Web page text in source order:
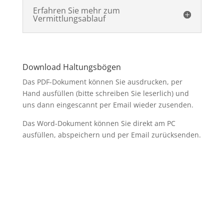
Erfahren Sie mehr zum
Vermittlungsablauf
Download Haltungsbögen
Das PDF-Dokument können Sie ausdrucken, per
Hand ausfüllen (bitte schreiben Sie leserlich) und
uns dann eingescannt per Email wieder zusenden.
Das Word-Dokument können Sie direkt am PC
ausfüllen, abspeichern und per Email zurücksenden.